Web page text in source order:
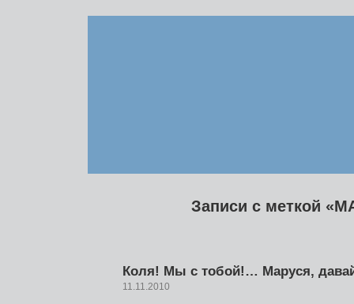
Записи с меткой
Коля! Мы с тобой!… Маруся,
11.11.2010